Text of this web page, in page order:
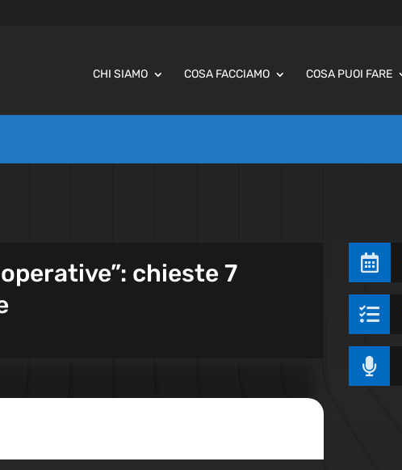
CHI SIAMO COSA FACCIAMO COSA PUOI FARE
chieste 7


